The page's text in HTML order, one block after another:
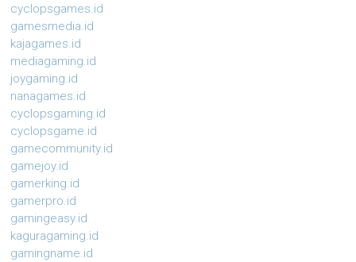
cyclopsgames.id
gamesmedia.id
kajagames.id
mediagaming.id
joygaming.id
nanagames.id
cyclopsgaming.id
cyclopsgame.id
gamecommunity.id
gamejoy.id
gamerking.id
gamerpro.id
gamingeasy.id
kaguragaming.id
gamingname.id